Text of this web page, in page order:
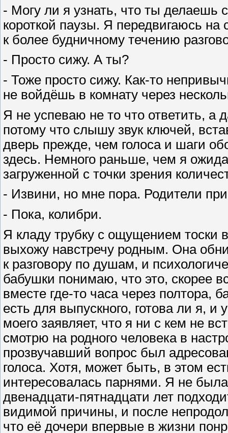
- Могу ли я узнать, что ты делаешь
короткой паузы. Я передвигаюсь на
к более будничному течению
- Просто сижу. А ты?
- Тоже просто сижу. Как-то
не войдёшь в комнату через
Я не успеваю не то что ответить, а
потому что слышу звук ключей,
дверь прежде, чем голоса и шаги
здесь. Немного раньше, чем я
загруженной с точки зрения
- Извини, но мне пора. Родители
- Пока, колибри.
Я кладу трубку с ощущением тоски
выхожу навстречу родным. Она
к разговору по душам, и
бабушки понимаю, что это, скорее
вместе где-то часа через полтора,
есть для выпускного, готова ли я,
моего заявляет, что я ни с кем не
смотрю на родного человека в
прозвучавший вопрос был
голоса. Хотя, может быть, в этом
интересовалась парнями. Я не
двенадцати-пятнадцати лет
видимой причины, и после
что её дочери впервые в жизни